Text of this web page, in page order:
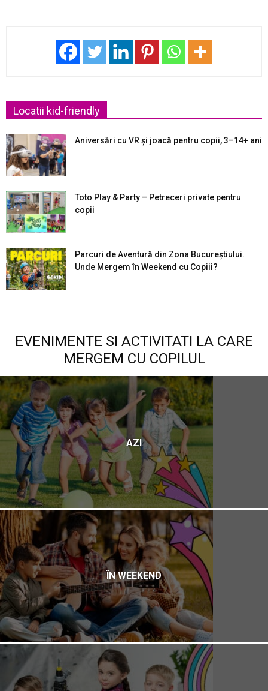
Locatii kid-friendly
Aniversări cu VR și joacă pentru copii, 3–14+ ani
Toto Play & Party – Petreceri private pentru
copii
Parcuri de Aventură din Zona Bucureştiului.
Unde Mergem în Weekend cu Copiii?
EVENIMENTE SI ACTIVITATI LA CARE
MERGEM CU COPILUL
AZI
ÎN WEEKEND